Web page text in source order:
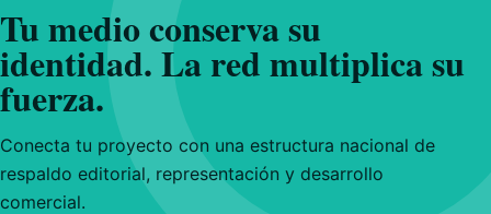
Tu medio conserva su
identidad. La red multiplica su
fuerza.
Conecta tu proyecto con una estructura nacional de
respaldo editorial, representación y desarrollo
comercial.